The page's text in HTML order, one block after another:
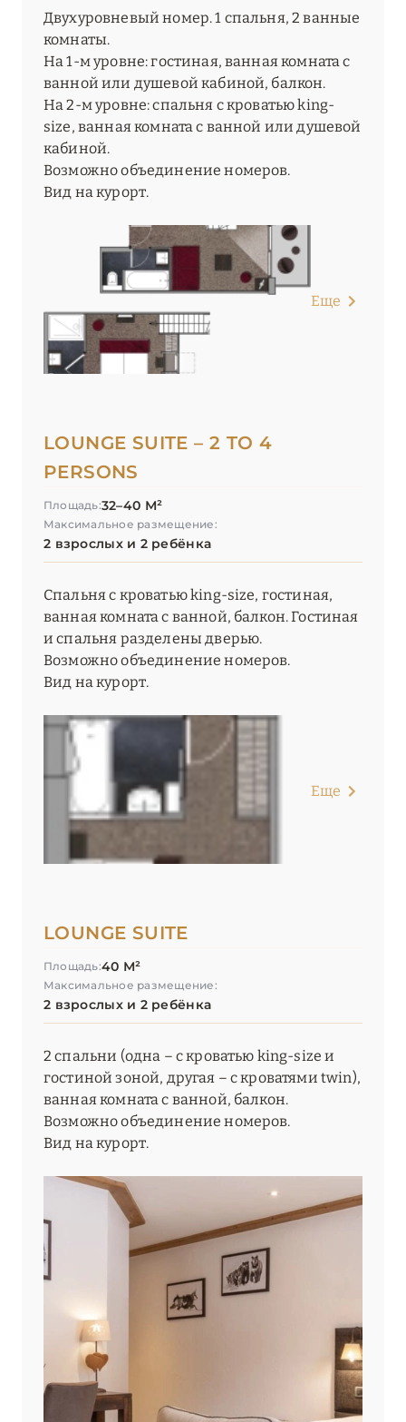
Двухуровневый номер. 1 спальня, 2 ванные
комнаты.
На 1-м уровне: гостиная, ванная комната с
ванной или душевой кабиной, балкон.
На 2-м уровне: спальня с кроватью king-
size, ванная комната с ванной или душевой
кабиной.
Возможно объединение номеров.
Вид на курорт.
Еще
LOUNGE SUITE – 2 TO 4
PERSONS
Площадь:32–40 М²
Максимальное размещение:
2 взрослых и 2 ребёнка
Спальня с кроватью king-size, гостиная,
ванная комната с ванной, балкон. Гостиная
и спальня разделены дверью.
Возможно объединение номеров.
Вид на курорт.
Еще
LOUNGE SUITE
Площадь:40 М²
Максимальное размещение:
2 взрослых и 2 ребёнка
2 спальни (одна – с кроватью king-size и
гостиной зоной, другая – с кроватями twin),
ванная комната с ванной, балкон.
Возможно объединение номеров.
Вид на курорт.